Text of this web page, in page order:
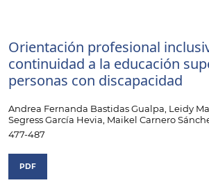
Orientación profesional
continuidad a la educación
personas con discapacidad
Andrea Fernanda Bastidas Gualpa, Leidy
Segress García Hevia, Maikel Carnero
477-487
PDF